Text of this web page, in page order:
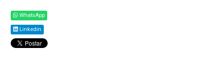
WhatsApp
Linkedin